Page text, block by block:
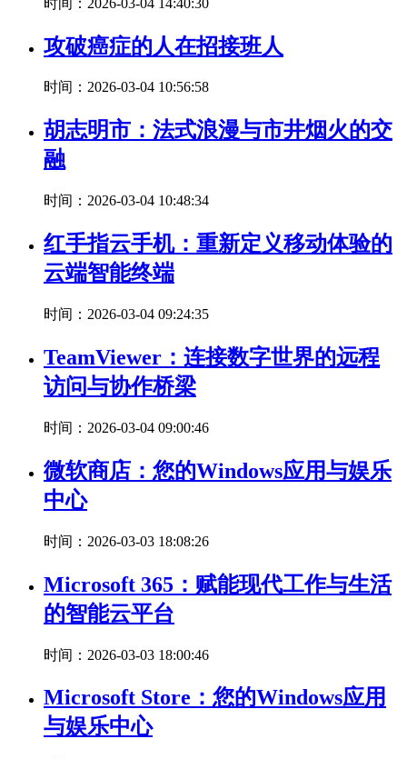
攻破癌症的人在招接班人
时间：2026-03-04 10:56:58
胡志明市：法式浪漫与市井烟火的交
融
时间：2026-03-04 10:48:34
红手指云手机：重新定义移动体验的
云端智能终端
时间：2026-03-04 09:24:35
TeamViewer：连接数字世界的远程
访问与协作桥梁
时间：2026-03-04 09:00:46
微软商店：您的Windows应用与娱乐
中心
时间：2026-03-03 18:08:26
Microsoft 365：赋能现代工作与生活
的智能云平台
时间：2026-03-03 18:00:46
Microsoft Store：您的Windows应用
与娱乐中心